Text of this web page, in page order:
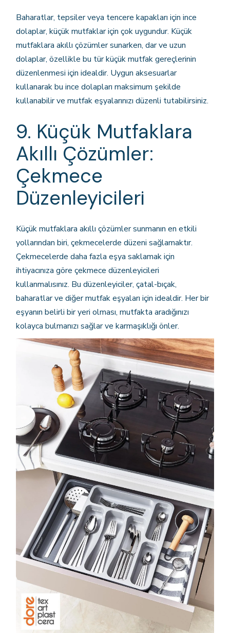
Baharatlar, tepsiler veya tencere kapakları için ince
dolaplar, küçük mutfaklar için çok uygundur. Küçük
mutfaklara akıllı çözümler sunarken, dar ve uzun
dolaplar, özellikle bu tür küçük mutfak gereçlerinin
düzenlenmesi için idealdir. Uygun aksesuarlar
kullanarak bu ince dolapları maksimum şekilde
kullanabilir ve mutfak eşyalarınızı düzenli tutabilirsiniz.
9. Küçük Mutfaklara
Akıllı Çözümler:
Çekmece
Düzenleyicileri
Küçük mutfaklara akıllı çözümler sunmanın en etkili
yollarından biri, çekmecelerde düzeni sağlamaktır.
Çekmecelerde daha fazla eşya saklamak için
ihtiyacınıza göre çekmece düzenleyicileri
kullanmalısınız. Bu düzenleyiciler, çatal-bıçak,
baharatlar ve diğer mutfak eşyaları için idealdir. Her bir
eşyanın belirli bir yeri olması, mutfakta aradığınızı
kolayca bulmanızı sağlar ve karmaşıklığı önler.